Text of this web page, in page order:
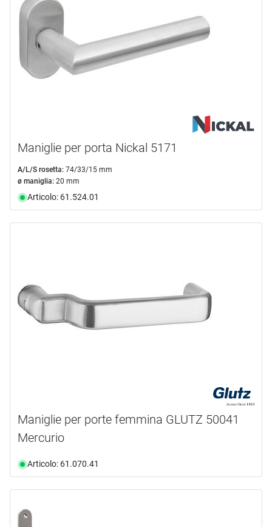
Maniglie per porta Nickal 5171
A/L/S rosetta: 74/33/15 mm
ø maniglia: 20 mm
Articolo: 61.524.01
Maniglie per porte femmina GLUTZ 50041
Mercurio
Articolo: 61.070.41